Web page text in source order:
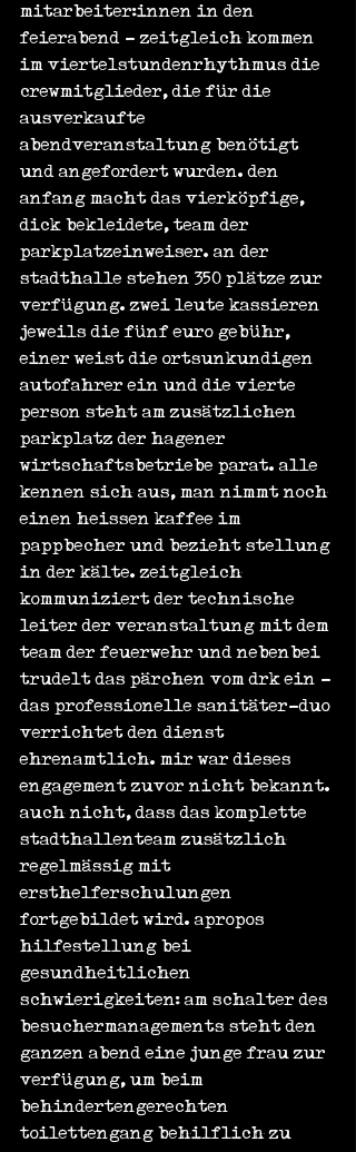
mitarbeiter:innen in den
feierabend - zeitgleich kommen
im viertelstundenrhythmus die
crewmitglieder, die für die
ausverkaufte
abendveranstaltung benötigt
und angefordert wurden. den
anfang macht das vierköpfige,
dick bekleidete, team der
parkplatzeinweiser. an der
stadthalle stehen 350 plätze zur
verfügung. zwei leute kassieren
jeweils die fünf euro gebühr,
einer weist die ortsunkundigen
autofahrer ein und die vierte
person steht am zusätzlichen
parkplatz der hagener
wirtschaftsbetriebe parat. alle
kennen sich aus, man nimmt noch
einen heissen kaffee im
pappbecher und bezieht stellung
in der kälte. zeitgleich
kommuniziert der technische
leiter der veranstaltung mit dem
team der feuerwehr und nebenbei
trudelt das pärchen vom drk ein -
das professionelle sanitäter-duo
verrichtet den dienst
ehrenamtlich. mir war dieses
engagement zuvor nicht bekannt.
auch nicht, dass das komplette
stadthallenteam zusätzlich
regelmässig mit
ersthelferschulungen
fortgebildet wird. apropos
hilfestellung bei
gesundheitlichen
schwierigkeiten: am schalter des
besuchermanagements steht den
ganzen abend eine junge frau zur
verfügung, um beim
behindertengerechten
toilettengang behilflich zu